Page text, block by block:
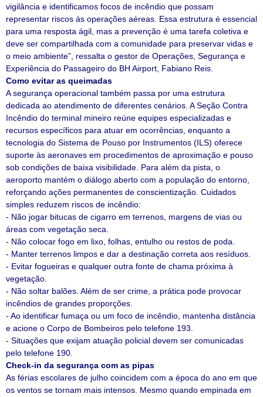
vigilância e identificamos focos de incêndio que possam
representar riscos às operações aéreas. Essa estrutura é essencial
para uma resposta ágil, mas a prevenção é uma tarefa coletiva e
deve ser compartilhada com a comunidade para preservar vidas e
o meio ambiente”, ressalta o gestor de Operações, Segurança e
Experiência do Passageiro do BH Airport, Fabiano Reis.
Como evitar as queimadas
A segurança operacional também passa por uma estrutura
dedicada ao atendimento de diferentes cenários. A Seção Contra
Incêndio do terminal mineiro reúne equipes especializadas e
recursos específicos para atuar em ocorrências, enquanto a
tecnologia do Sistema de Pouso por Instrumentos (ILS) oferece
suporte às aeronaves em procedimentos de aproximação e pouso
sob condições de baixa visibilidade. Para além da pista, o
aeroporto mantém o diálogo aberto com a população do entorno,
reforçando ações permanentes de conscientização. Cuidados
simples reduzem riscos de incêndio:
- Não jogar bitucas de cigarro em terrenos, margens de vias ou
áreas com vegetação seca.
- Não colocar fogo em lixo, folhas, entulho ou restos de poda.
- Manter terrenos limpos e dar a destinação correta aos resíduos.
- Evitar fogueiras e qualquer outra fonte de chama próxima à
vegetação.
- Não soltar balões. Além de ser crime, a prática pode provocar
incêndios de grandes proporções.
- Ao identificar fumaça ou um foco de incêndio, mantenha distância
e acione o Corpo de Bombeiros pelo telefone 193.
- Situações que exijam atuação policial devem ser comunicadas
pelo telefone 190.
Check-in da segurança com as pipas
As férias escolares de julho coincidem com a época do ano em que
os ventos se tornam mais intensos. Mesmo quando empinada em